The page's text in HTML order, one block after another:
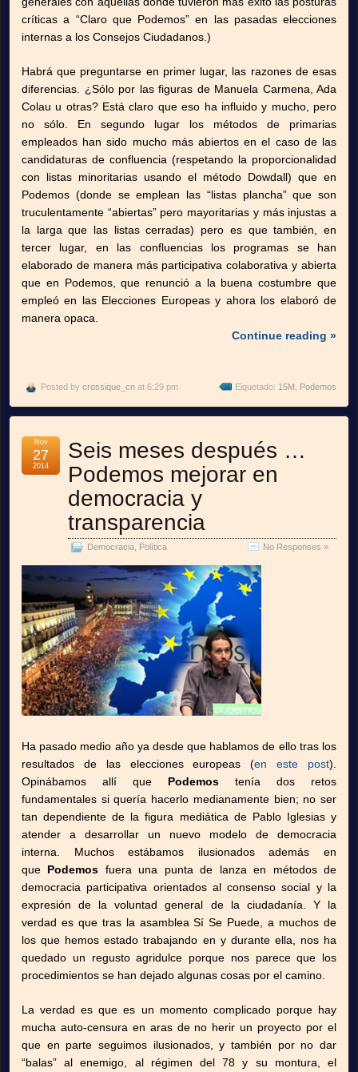
críticas a “Claro que Podemos” en las pasadas elecciones
internas a los Consejos Ciudadanos.)
Habrá que preguntarse en primer lugar, las razones de esas
diferencias. ¿Sólo por las figuras de Manuela Carmena, Ada
Colau u otras? Está claro que eso ha influido y mucho, pero
no sólo. En segundo lugar los métodos de primarias
empleados han sido mucho más abiertos en el caso de las
candidaturas de confluencia (respetando la proporcionalidad
con listas minoritarias usando el método Dowdall) que en
Podemos (donde se emplean las “listas plancha” que son
truculentamente “abiertas” pero mayoritarias y más injustas a
la larga que las listas cerradas) pero es que también, en
tercer lugar, en las confluencias los programas se han
elaborado de manera más participativa colaborativa y abierta
que en Podemos, que renunció a la buena costumbre que
empleó en las Elecciones Europeas y ahora los elaboró de
manera opaca.
Continue reading »
Posted by crossique_cn at 6:29 pm Eiquetado: 15M Podemos
Seis meses después …
Podemos mejorar en
democracia y
transparencia
Democracia Política No Responses »
Nov
27
2014
Ha pasado medio año ya desde que hablamos de ello tras los
resultados de las elecciones europeas (en este post).
Opinábamos allí que Podemos tenía dos retos
fundamentales si quería hacerlo medianamente bien; no ser
tan dependiente de la figura mediática de Pablo Iglesias y
atender a desarrollar un nuevo modelo de democracia
interna. Muchos estábamos ilusionados además en
que Podemos fuera una punta de lanza en métodos de
democracia participativa orientados al consenso social y la
expresión de la voluntad general de la ciudadanía. Y la
verdad es que tras la asamblea Sí Se Puede, a muchos de
los que hemos estado trabajando en y durante ella, nos ha
quedado un regusto agridulce porque nos parece que los
procedimientos se han dejado algunas cosas por el camino.
La verdad es que es un momento complicado porque hay
mucha auto-censura en aras de no herir un proyecto por el
que en parte seguimos ilusionados, y también por no dar
“balas” al enemigo, al régimen del 78 y su montura, el